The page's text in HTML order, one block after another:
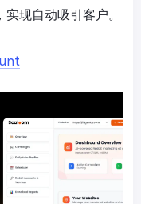
现自动吸引客户。